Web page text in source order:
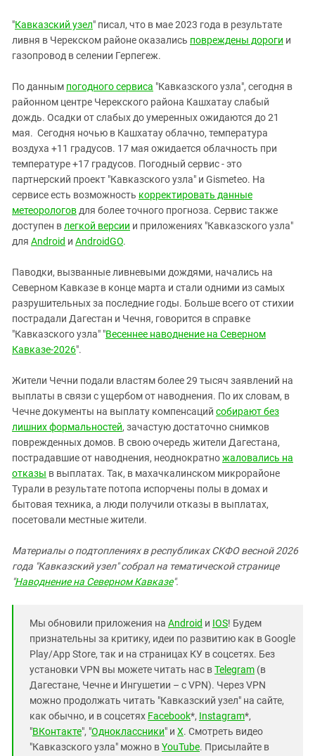
"Кавказский узел" писал, что в мае 2023 года в результате
ливня в Черекском районе оказались повреждены дороги и
газопровод в селении Герпегеж.
По данным погодного сервиса "Кавказского узла", сегодня в
районном центре Черекского района Кашхатау слабый
дождь. Осадки от слабых до умеренных ожидаются до 21
мая. Сегодня ночью в Кашхатау облачно, температура
воздуха +11 градусов. 17 мая ожидается облачность при
температуре +17 градусов. Погодный сервис - это
партнерский проект "Кавказского узла" и Gismeteo. На
сервисе есть возможность корректировать данные
метеорологов для более точного прогноза. Сервис также
доступен влегкой версии и приложениях "Кавказского узла"
для Android и AndroidGO.
Паводки, вызванные ливневыми дождями, начались на
Северном Кавказе в конце марта и стали одними из самых
разрушительных за последние годы. Больше всего от стихии
пострадали Дагестан и Чечня, говорится в справке
"Кавказского узла" "Весеннее наводнение на Северном
Кавказе-2026".
Жители Чечни подали властям более 29 тысяч заявлений на
выплаты в связи с ущербом от наводнения. По их словам, в
Чечне документы на выплату компенсаций собирают без
лишних формальностей, зачастую достаточно снимков
поврежденных домов. В свою очередь жители Дагестана,
пострадавшие от наводнения, неоднократножаловались на
отказы в выплатах. Так, в махачкалинском микрорайоне
Турали в результате потопа испорчены полы в домах и
бытовая техника, а люди получили отказы в выплатах,
посетовали местные жители.
Материалы о подтоплениях в республиках СКФО весной 2026
года "Кавказский узел" собрал на тематической странице
"Наводнение на Северном Кавказе".
Мы обновили приложения на Android и IOS! Будем
признательны за критику, идеи по развитию как в Google
Play/App Store, так и на страницах КУ в соцсетях. Без
установки VPN вы можете читать нас вTelegram (в
Дагестане, Чечне и Ингушетии – с VPN). Через VPN
можно продолжать читать "Кавказский узел" на сайте,
как обычно, и в соцсетях Facebook*, Instagram*,
"ВКонтакте", "Одноклассники" и X. Смотреть видео
"Кавказского узла" можно вYouTube. Присылайте в